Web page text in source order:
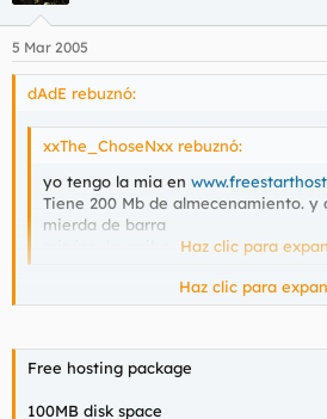
5 Mar 2005
dAdE rebuznó:
xxThe_ChoseNxx rebuznó:
yo tengo la mia en
Tiene 200 Mb de almecenamiento. y
mierda de barra
Haz clic para
Tiene soporte Php?
Haz clic para
Free hosting package
100MB disk space